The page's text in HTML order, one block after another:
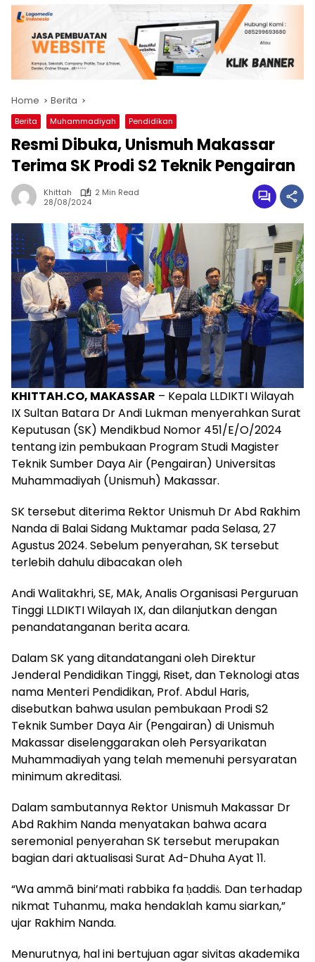
Home Berita
Berita Muhammadiyah Pendidikan
Resmi Dibuka, Unismuh Makassar
Terima SK Prodi S2 Teknik Pengairan
Khittah
2 Min Read
28/08/2024
KHITTAH.CO, MAKASSAR – Kepala LLDIKTI Wilayah
IX Sultan Batara Dr Andi Lukman menyerahkan Surat
Keputusan (SK) Mendikbud Nomor 451/E/O/2024
tentang izin pembukaan Program Studi Magister
Teknik Sumber Daya Air (Pengairan) Universitas
Muhammadiyah (Unismuh) Makassar.
SK tersebut diterima Rektor Unismuh Dr Abd Rakhim
Nanda di Balai Sidang Muktamar pada Selasa, 27
Agustus 2024. Sebelum penyerahan, SK tersebut
terlebih dahulu dibacakan oleh
Andi Walitakhri, SE, MAk, Analis Organisasi Perguruan
Tinggi LLDIKTI Wilayah IX, dan dilanjutkan dengan
penandatanganan berita acara.
Dalam SK yang ditandatangani oleh Direktur
Jenderal Pendidikan Tinggi, Riset, dan Teknologi atas
nama Menteri Pendidikan, Prof. Abdul Haris,
disebutkan bahwa usulan pembukaan Prodi S2
Teknik Sumber Daya Air (Pengairan) di Unismuh
Makassar diselenggarakan oleh Persyarikatan
Muhammadiyah yang telah memenuhi persyaratan
minimum akreditasi.
Dalam sambutannya Rektor Unismuh Makassar Dr
Abd Rakhim Nanda menyatakan bahwa acara
seremonial penyerahan SK tersebut merupakan
bagian dari aktualisasi Surat Ad-Dhuha Ayat 11.
“Wa ammā bini’mati rabbika fa ḥaddiṡ. Dan terhadap
nikmat Tuhanmu, maka hendaklah kamu siarkan,”
ujar Rakhim Nanda.
Menurutnya, hal ini bertujuan agar sivitas akademika